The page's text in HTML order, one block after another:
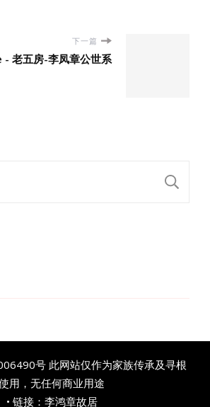
下一篇
老五房-李凤章公世系
号 此网站仅作为家族传承及寻根
用，无任何商业用途
• 链接： 李鸿章故居